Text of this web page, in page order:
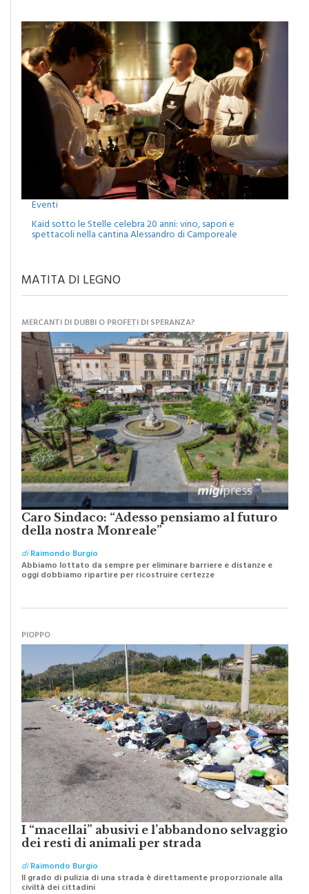
Eventi
Kaid sotto le Stelle celebra 20 anni: vino, sapori e
MATITA DI LEGNO
MERCANTI DI DUBBI O PROFETI DI SPERANZA?
Caro Sindaco: “Adesso pensiamo al futuro
della nostra Monreale”
diRaimondo Burgio
I “macellai” abusivi e l’abbandono selvaggio
dei resti di animali per strada
diRaimondo Burgio